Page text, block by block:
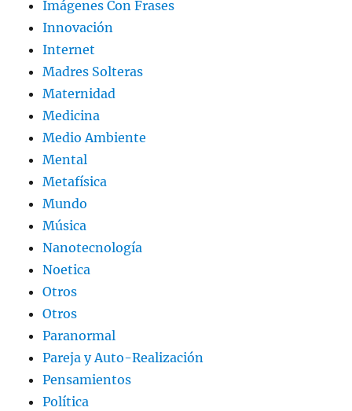
Imágenes Con Frases
Innovación
Internet
Madres Solteras
Maternidad
Medicina
Medio Ambiente
Mental
Metafísica
Mundo
Música
Nanotecnología
Noetica
Otros
Otros
Paranormal
Pareja y Auto-Realización
Pensamientos
Política